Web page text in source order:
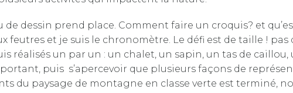
de dessin prend place. Comment faire un croquis? et
feutres et je suis le chronomètre. Le défi est de taille ! pas
réalisés un par un : un chalet, un sapin, un tas de caillou,
puis s’apercevoir que plusieurs façons de
du paysage de montagne en classe verte est terminé,